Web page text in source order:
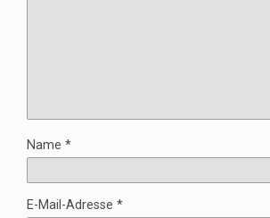
Name *
E-Mail-Adresse *